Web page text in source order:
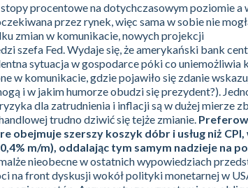
procentowe na dotychczasowym poziomie a
przez rynek, więc sama w sobie nie
zmian w komunikacie, nowych projekcji
szefa Fed. Wydaje się, że amerykański bank
sytuacja w gospodarce póki co uniemożliwia
w komunikacie, gdzie pojawiło się zdanie
i w jakim humorze obudzi się prezydent?).
dla zatrudnienia i inflacji są w dużej mierze
trudno dziwić się tejże zmianie.
obejmuje szerszy koszyk dóbr i usług niż CPI,
m/m), oddalając tym samym nadzieje na
nieobecne w ostatnich wypowiedziach
na front dyskusji wokół polityki monetarnej w